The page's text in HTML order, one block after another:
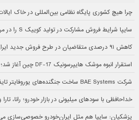
چرا هیچ کشوری پایگاه نظامی بین‌المللی در خاک
سایپا شرایط فروش مشارکت در تولید کوییک S را در مرداد 1405 اعلام کرد
کاهش ۹۱ درصدی متقاضیان در طرح فروش جدید ایران خودرو
استقرار انبوه موشک هایپرسونیک DF-17 چین آغاز شد؛ سلاحی با رهگیری بسیار دشوار
شرکت BAE Systems ساخت جنگنده‌های یوروفایتر تایفون برای ترکیه را کلید زد
خداحافظی با سودهای میلیونی در بازار خودرو؛ رانا،
پزشکیان: سایپا هم مثل ایران‌خودرو خصوصی‌سازی